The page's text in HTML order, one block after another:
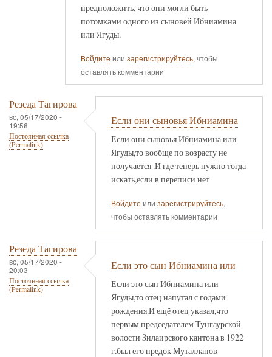
предположить, что они могли быть
потомками одного из сыновей Ибниамина
или Ягуды.
Войдите или зарегистрируйтесь, чтобы
оставлять комментарии
Резеда Тагирова
вс, 05/17/2020 -
19:56
Постоянная ссылка
(Permalink)
Если они сыновья Ибниамина
Если они сыновья Ибниамина или
Ягуды,то вообще по возрасту не
получается .И где теперь нужно тогда
искать,если в переписи нет
Войдите или зарегистрируйтесь,
чтобы оставлять комментарии
Резеда Тагирова
вс, 05/17/2020 -
20:03
Постоянная ссылка
(Permalink)
Если это сын Ибниамина или
Если это сын Ибниамина или
Ягуды,то отец напутал с годами
рождения.И ещё отец указал,что
первым председателем Тунгаурской
волости Зилаирского кантона в 1922
г.был его предок Муталлапов